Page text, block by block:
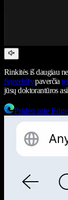
Rinkitės iš daugiau
Speechifypaverčia
jūsų doktorantūros
Pridėti prie Edge